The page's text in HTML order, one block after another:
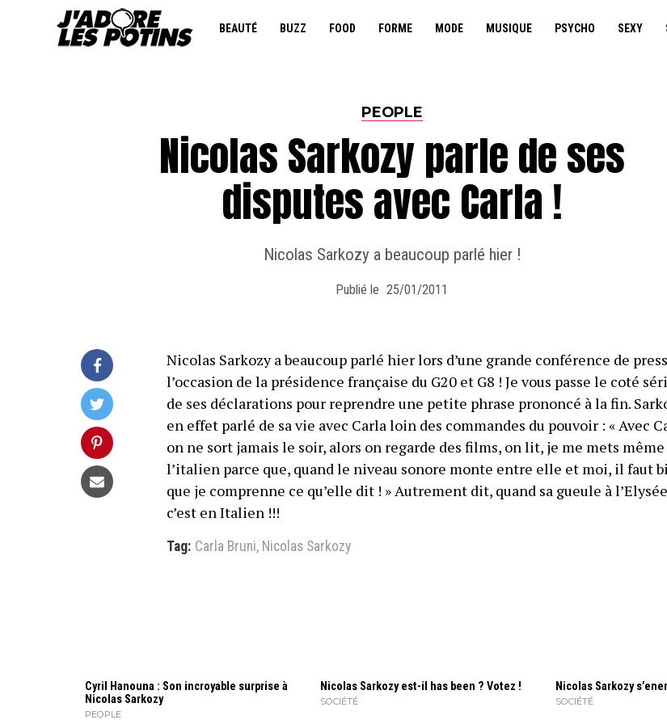
BEAUTÉ BUZZ FOOD FORME MODE MUSIQUE PSYCHO SEXY
PEOPLE
Nicolas Sarkozy parle de ses
disputes avec Carla !
Nicolas Sarkozy a beaucoup parlé hier !
Publié le 25/01/2011
Nicolas Sarkozy a beaucoup parlé hier lors d’une grande conférence de
l’occasion de la présidence française du G20 et G8 ! Je vous passe le coté
de ses déclarations pour reprendre une petite phrase prononcé à la fin.
en effet parlé de sa vie avec Carla loin des commandes du pouvoir : « Avec
on ne sort jamais le soir, alors on regarde des films, on lit, je me mets même
l’italien parce que, quand le niveau sonore monte entre elle et moi, il faut
que je comprenne ce qu’elle dit ! » Autrement dit, quand sa gueule à
c’est en Italien !!!
Tag: Carla Bruni, Nicolas Sarkozy
Cyril Hanouna : Son incroyable surprise à
Nicolas Sarkozy
PEOPLE
Nicolas Sarkozy est-il has been ? Votez !
SOCIÉTÉ
Nicolas Sarkozy
SOCIÉTÉ